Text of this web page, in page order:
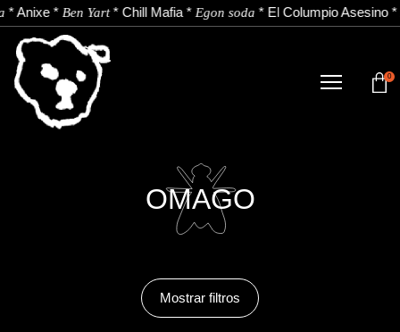
*Anixe*Ben Yart*Chill Mafia*Egon soda*El Columpio Asesino*
DENDA
KONTAKTUA.
Spotify
0
OMAGO
Mostrar filtros